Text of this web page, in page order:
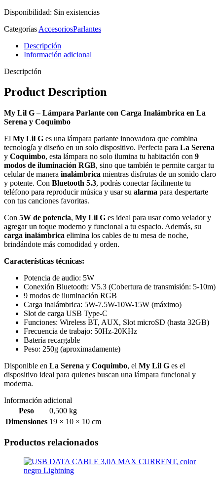
Disponibilidad: Sin existencias
Categorías AccesoriosParlantes
Descripción
Información adicional
Descripción
Product Description
My Lil G – Lámpara Parlante con Carga Inalámbrica en La
Serena y Coquimbo
El My Lil G es una lámpara parlante innovadora que combina
tecnología y diseño en un solo dispositivo. Perfecta para La Serena
y Coquimbo, esta lámpara no solo ilumina tu habitación con 9
modos de iluminación RGB, sino que también te permite cargar tu
celular de manera inalámbrica mientras disfrutas de un sonido claro
y potente. Con Bluetooth 5.3, podrás conectar fácilmente tu
teléfono para reproducir música y usar su alarma para despertarte
con tus canciones favoritas.
Con 5W de potencia, My Lil G es ideal para usar como velador y
agregar un toque moderno y funcional a tu espacio. Además, su
carga inalámbrica elimina los cables de tu mesa de noche,
brindándote más comodidad y orden.
Características técnicas:
Potencia de audio: 5W
Conexión Bluetooth: V5.3 (Cobertura de transmisión: 5-10m)
9 modos de iluminación RGB
Carga inalámbrica: 5W-7.5W-10W-15W (máximo)
Slot de carga USB Type-C
Funciones: Wireless BT, AUX, Slot microSD (hasta 32GB)
Frecuencia de trabajo: 50Hz-20KHz
Batería recargable
Peso: 250g (aproximadamente)
Disponible en La Serena y Coquimbo, el My Lil G es el
dispositivo ideal para quienes buscan una lámpara funcional y
moderna.
Información adicional
Peso
0,500 kg
Dimensiones 19 × 10 × 10 cm
Productos relacionados